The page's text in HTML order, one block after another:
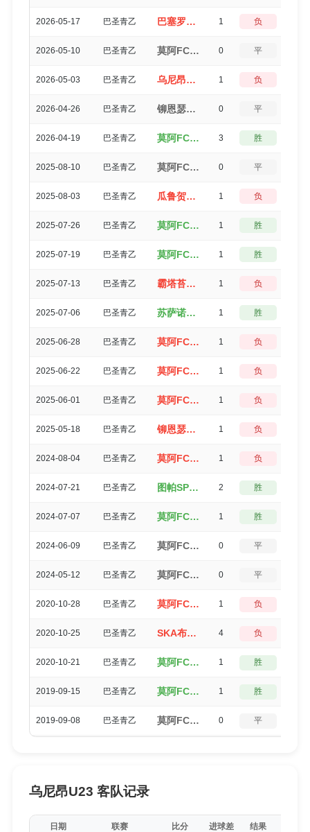
2026-05-17 巴圣青乙 巴塞罗那SP U23（1-2）莫阿FCU23 1 负
2026-05-10 巴圣青乙 莫阿FCU23（1-1）伊塔夸克塞图巴U23 0 平
2026-05-03 巴圣青乙 乌尼昂U23（2-3）莫阿FCU23 1 负
2026-04-26 巴圣青乙 铆恩瑟U23（1-1）莫阿FCU23 0 平
2026-04-19 巴圣青乙 莫阿FCU23（3-0）曼斯奎拉U23 3 胜
2025-08-10 巴圣青乙 莫阿FCU23（1-1）苏萨诺U23 0 平
2025-08-03 巴圣青乙 瓜鲁贺斯U23（0-1）莫阿FCU23 1 负
2025-07-26 巴圣青乙 莫阿FCU23（1-0）苏萨诺U23 1 胜
2025-07-19 巴圣青乙 莫阿FCU23（1-0）霸塔苔斯U23 1 胜
2025-07-13 巴圣青乙 霸塔苔斯U23（0-1）莫阿FCU23 1 负
2025-07-06 巴圣青乙 苏萨诺U23（1-0）莫阿FCU23 1 胜
2025-06-28 巴圣青乙 莫阿FCU23（1-2）瓜鲁贺斯U23 1 负
2025-06-22 巴圣青乙 莫阿FCU23（2-3）铆恩瑟U23 1 负
2025-06-01 巴圣青乙 莫阿FCU23（0-1）苏萨诺U23 1 负
2025-05-18 巴圣青乙 铆恩瑟U23（0-1）莫阿FCU23 1 负
2024-08-04 巴圣青乙 莫阿FCU23（0-1）弗拉门戈U23 1 负
2024-07-21 巴圣青乙 图帕SPU23（2-0）莫阿FCU23 2 胜
2024-07-07 巴圣青乙 莫阿FCU23（1-0）塔纳比U23 1 胜
2024-06-09 巴圣青乙 莫阿FCU23（1-1）铆恩瑟U23 0 平
2024-05-12 巴圣青乙 莫阿FCU23（0-0）苏萨诺U23 0 平
2020-10-28 巴圣青乙 莫阿FCU23（0-1）铆恩瑟SP 1 负
2020-10-25 巴圣青乙 SKA布拉希利亚（0-4）莫阿FCU23 4 负
2020-10-21 巴圣青乙 莫阿FCU23（2-1）巴塞罗那SP 1 胜
2019-09-15 巴圣青乙 莫阿FCU23（1-0）里奥布兰克 1 胜
2019-09-08 巴圣青乙 莫阿FCU23（3-3）伊塔皮伦斯SP 0 平
乌尼昂U23 客队记录
日期 联赛 比分 进球差 结果